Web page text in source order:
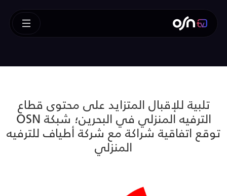
تلبية للإقبال المتزايد على محتوى قطاع
الترفيه المنزلي في البحرين؛ شبكة OSN
توقع اتفاقية شراكة مع شركة أطياف للترفيه
المنزلي